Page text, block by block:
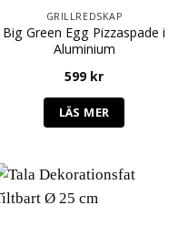
GRILLREDSKAP
Big Green Egg Pizzaspade i
Aluminium
599 kr
LÄS MER